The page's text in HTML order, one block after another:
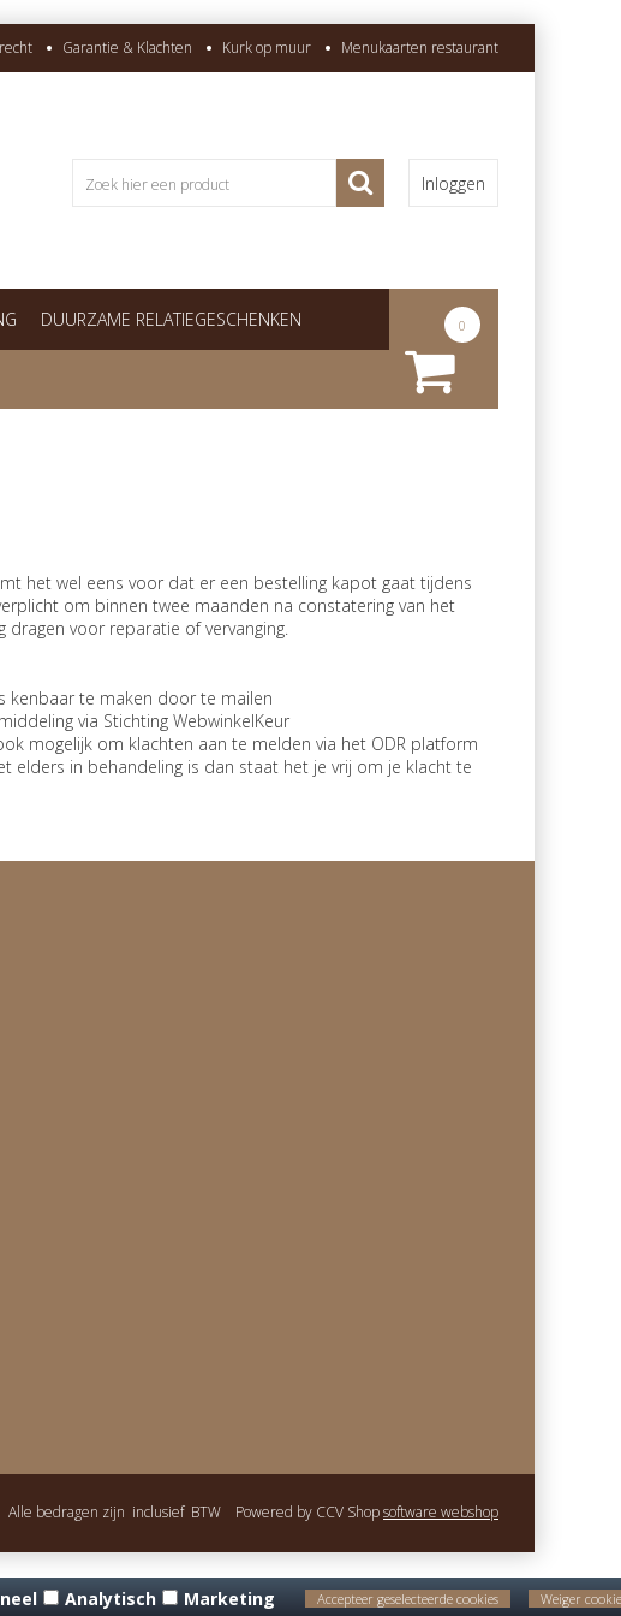
Garantie & Klachten Kurk op muur Menukaarten restaurant
Inloggen
DUURZAME RELATIEGESCHENKEN 0
het wel eens voor dat er een bestelling kapot gaat tijdens
om binnen twee maanden na constatering van het
voor reparatie of vervanging.
kenbaar te maken door te mailen
via Stichting WebwinkelKeur
mogelijk om klachten aan te melden via het ODR platform
elders in behandeling is dan staat het je vrij om je klacht te
Alle bedragen zijn inclusief BTW Powered by CCV Shopsoftware webshop
Analytisch Marketing Accepteer geselecteerde cookies Weiger